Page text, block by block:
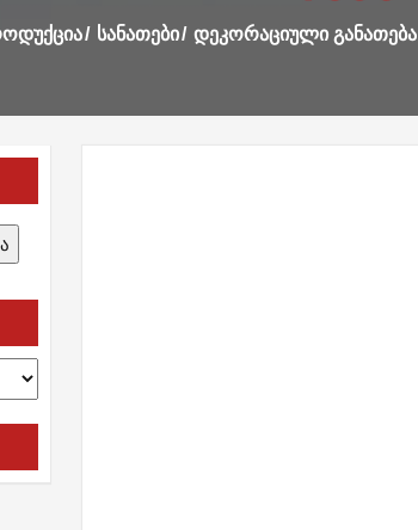
Სანათები Დეკორაციული Განათება